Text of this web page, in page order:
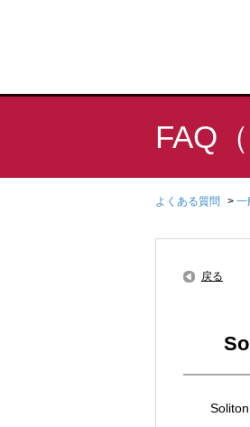
FAQ
よくある質問 > 一
戻る